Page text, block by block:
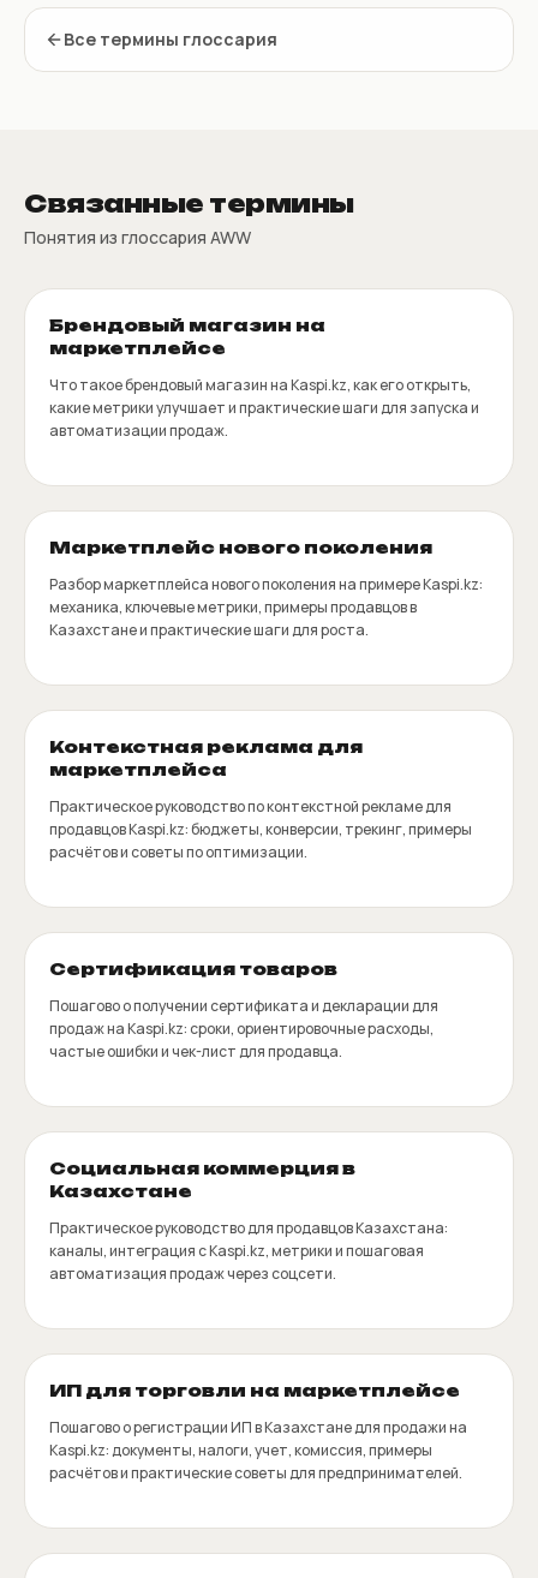
Все термины глоссария
Связанные термины
Понятия из глоссария AWW
Брендовый магазин на
маркетплейсе
Что такое брендовый магазин на Kaspi.kz, как его открыть,
какие метрики улучшает и практические шаги для запуска и
автоматизации продаж.
Маркетплейс нового поколения
Разбор маркетплейса нового поколения на примере Kaspi.kz:
механика, ключевые метрики, примеры продавцов в
Казахстане и практические шаги для роста.
Контекстная реклама для
маркетплейса
Практическое руководство по контекстной рекламе для
продавцов Kaspi.kz: бюджеты, конверсии, трекинг, примеры
расчётов и советы по оптимизации.
Сертификация товаров
Пошагово о получении сертификата и декларации для
продаж на Kaspi.kz: сроки, ориентировочные расходы,
частые ошибки и чек-лист для продавца.
Социальная коммерция в
Казахстане
Практическое руководство для продавцов Казахстана:
каналы, интеграция с Kaspi.kz, метрики и пошаговая
автоматизация продаж через соцсети.
ИП для торговли на маркетплейсе
Пошагово о регистрации ИП в Казахстане для продажи на
Kaspi.kz: документы, налоги, учет, комиссия, примеры
расчётов и практические советы для предпринимателей.